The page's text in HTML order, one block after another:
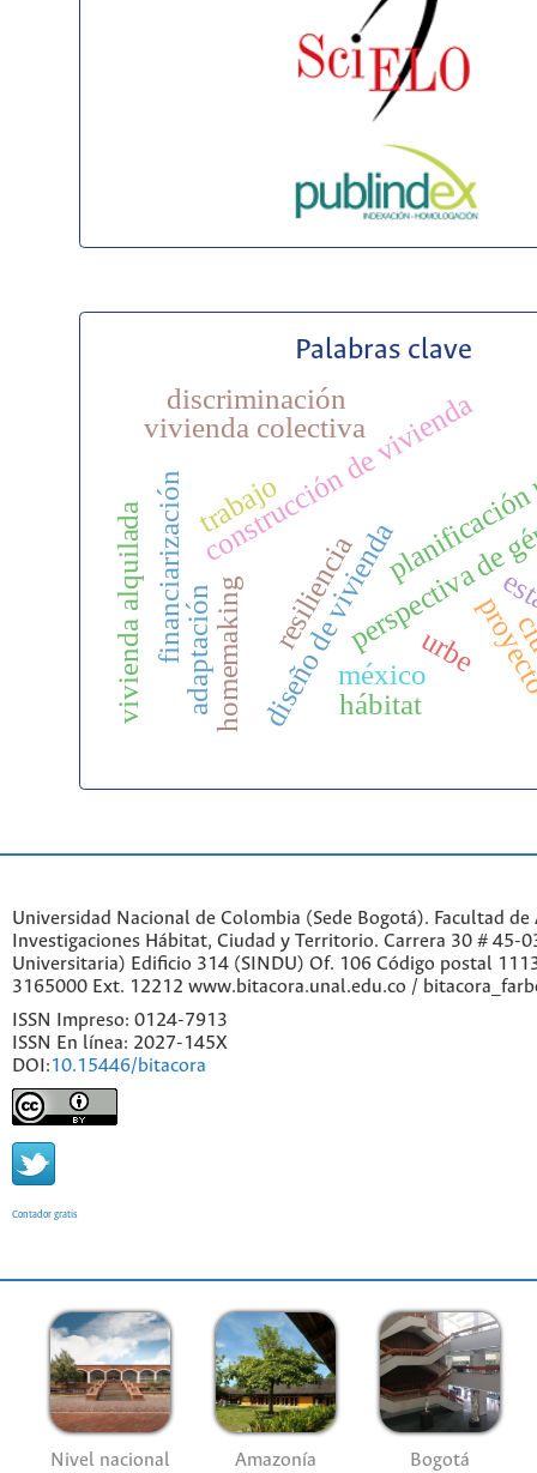
Palabras clave
construcción de vivienda
diseño de viviendaperspectiva de
homemaking
vivienda colectiva
urbe
resiliencia
financiarización
vivienda alquilada méxico
hábitat
adaptación
discriminación
trabajo
Universidad Nacional de Colombia (Sede Bogotá). Facultad
Investigaciones Hábitat, Ciudad y Territorio. Carrera 30 # 45-
Universitaria) Edificio 314 (SINDU) Of. 106 Código postal
3165000 Ext. 12212 www.bitacora.unal.edu.co /
ISSN Impreso: 0124-7913
ISSN En línea: 2027-145X
DOI:10.15446/bitacora
Contador gratis
Nivel nacional Amazonía Bogotá